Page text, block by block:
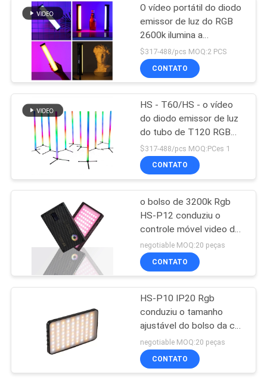
Luzes da câmera do
diodo emissor de
luz
13
Jogo da iluminação
do estúdio do diodo
emissor de luz
Luz do diodo
emissor de luz
Fresnel
O vídeo portátil do diodo
emissor de luz do RGB
2600k ilumina a
reprodução da cor
verdadeira
$317-488/pcs MOQ:2 PCS
CONTATO
HS - T60/HS - o vídeo
do diodo emissor de luz
do tubo de T120 RGB
ilumina a luz do estúdio
da foto do pixel de
2ft/de 4ft
$317-488/pcs MOQ:PCes 1
CONTATO
o bolso de 3200k Rgb
HS-P12 conduziu o
controle móvel video do
APP dos efeitos da luz
da luz 15
negotiable MOQ:20 peças
CONTATO
HS-P10 IP20 Rgb
conduziu o tamanho
ajustável do bolso da cor
completa da luz 360° do
vídeo com bateria
negotiable MOQ:20 peças
CONTATO